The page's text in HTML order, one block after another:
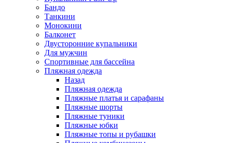
Бандо
Танкини
Монокини
Балконет
Двусторонние купальники
Для мужчин
Спортивные для бассейна
Пляжная одежда
Назад
Пляжная одежда
Пляжные платья и сарафаны
Пляжные шорты
Пляжные туники
Пляжные юбки
Пляжные топы и рубашки